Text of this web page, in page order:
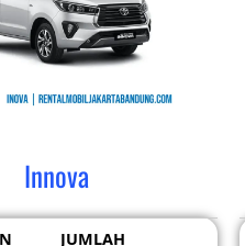
Innova
JUMLAH